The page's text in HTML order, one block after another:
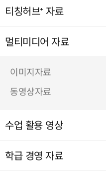
티칭허브⁺ 자료
멀티미디어 자료
이미지자료
동영상자료
수업 활용 영상
학급 경영 자료